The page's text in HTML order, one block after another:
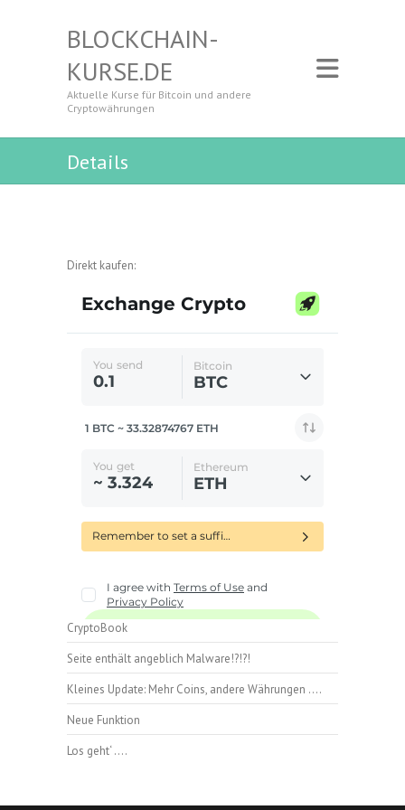
BLOCKCHAIN-
KURSE.DE
Aktuelle Kurse für Bitcoin und andere
Cryptowährungen
Details
Direkt kaufen:
CryptoBook
Seite enthält angeblich Malware!?!?!
Kleines Update: Mehr Coins, andere Währungen ….
Neue Funktion
Los geht‘ ….